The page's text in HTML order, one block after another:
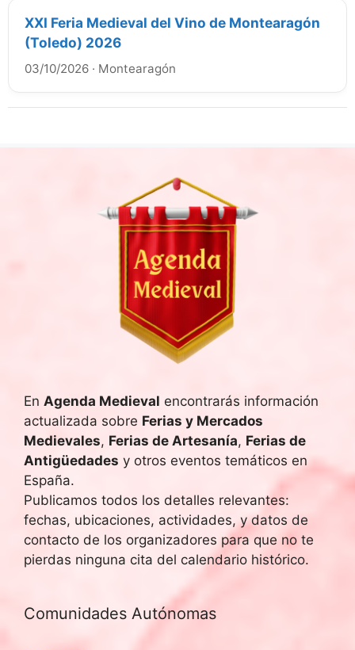
XXI Feria Medieval del Vino de Montearagón
(Toledo) 2026
03/10/2026 · Montearagón
En Agenda Medieval encontrarás información
actualizada sobre Ferias y Mercados
Medievales, Ferias de Artesanía, Ferias de
Antigüedades y otros eventos temáticos en
España.
Publicamos todos los detalles relevantes:
fechas, ubicaciones, actividades, y datos de
contacto de los organizadores para que no te
pierdas ninguna cita del calendario histórico.
Comunidades Autónomas